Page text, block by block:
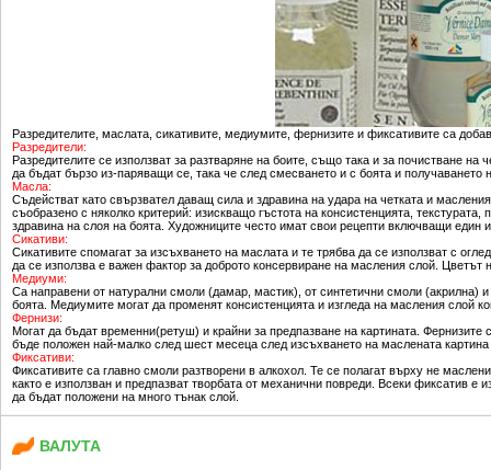
Разредителите, маслата, сикативите, медиумите, фернизите и фиксативите са
Разредители:
Разредителите се използват за разтваряне на боите, също така и за почистване
да бъдат бързо из-паряващи се, така че след смесването и с боята и
Масла:
Съдействат като свързвател даващ сила и здравина на удара на четката и
съобразено с няколко критерий: изискващо гъстота на консистенцията,
здравина на слоя на боята. Художниците често имат свои рецепти включващи един
Сикативи:
Сикативите спомагат за изсъхването на маслата и те трябва да се използват с
да се използва е важен фактор за доброто консервиране на масления слой.
Медиуми:
Са направени от натурални смоли (дамар, мастик), от синтетични смоли (акрилна)
боята. Медиумите могат да променят консистенцията и изгледа на масления слой
Фернизи:
Могат да бъдат временни(ретуш) и крайни за предпазване на картината.
бъде положен най-малко след шест месеца след изсъхването на маслената
Фиксативи:
Фиксативите са главно смоли разтворени в алкохол. Те се полагат върху не
както е използван и предпазват творбата от механични повреди. Всеки фиксатив
да бъдат положени на много тънак слой.
ВАЛУТА